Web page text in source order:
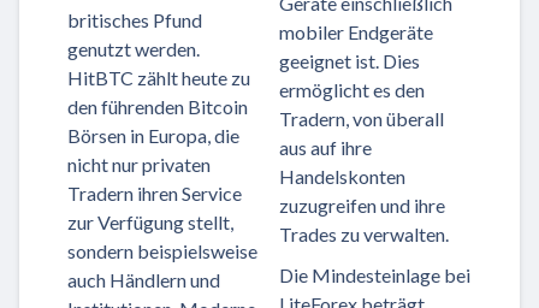
britisches Pfund
genutzt werden.
HitBTC zählt heute zu
den führenden Bitcoin
Börsen in Europa, die
nicht nur privaten
Tradern ihren Service
zur Verfügung stellt,
sondern beispielsweise
auch Händlern und
mobiler Endgeräte
geeignet ist. Dies
ermöglicht es den
Tradern, von überall
aus auf ihre
Handelskonten
zuzugreifen und ihre
Trades zu verwalten.
Die Mindesteinlage bei
LiteForex beträgt